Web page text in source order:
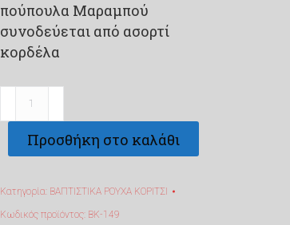
πούπουλα Μαραμπού
συνοδεύεται από ασορτί
κορδέλα
φορεματάκι
ΒΚ-149
Προσθήκη στο καλάθι
Κατηγορία: ΒΑΠΤΙΣΤΙΚΑ ΡΟΥΧΑ ΚΟΡΙΤΣΙ
Κωδικός προϊόντος: ΒΚ-149